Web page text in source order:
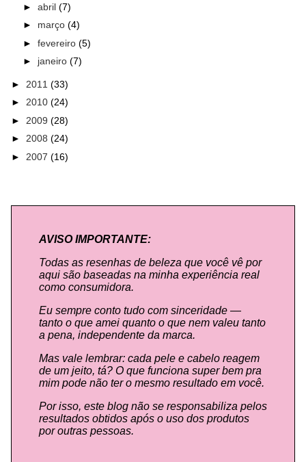
► abril (7)
► março (4)
► fevereiro (5)
► janeiro (7)
► 2011 (33)
► 2010 (24)
► 2009 (28)
► 2008 (24)
► 2007 (16)
AVISO IMPORTANTE:
Todas as resenhas de beleza que você vê por
aqui são baseadas na minha experiência real
como consumidora.
Eu sempre conto tudo com sinceridade —
tanto o que amei quanto o que nem valeu tanto
a pena, independente da marca.
Mas vale lembrar: cada pele e cabelo reagem
de um jeito, tá? O que funciona super bem pra
mim pode não ter o mesmo resultado em você.
Por isso, este blog não se responsabiliza pelos
resultados obtidos após o uso dos produtos
por outras pessoas.